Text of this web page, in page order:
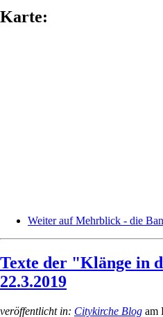
Karte:
Weiter auf Mehrblick - die
Texte der "Klänge in
22.3.2019
veröffentlicht in: Citykirche Blog am